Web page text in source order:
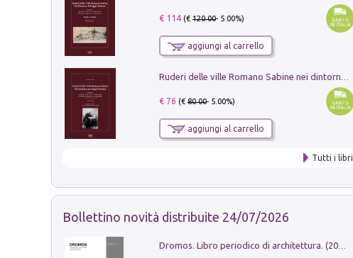
€ 114(€120.00- 5.00%)
aggiungi al carrello
€ 76 (€80.00- 5.00%)
aggiungi al carrello
Tutti i libri
Bollettino novità distribuite 24/07/2026
Dromos. Libro periodico di architettura. (2026). Vol. 15: Post-model